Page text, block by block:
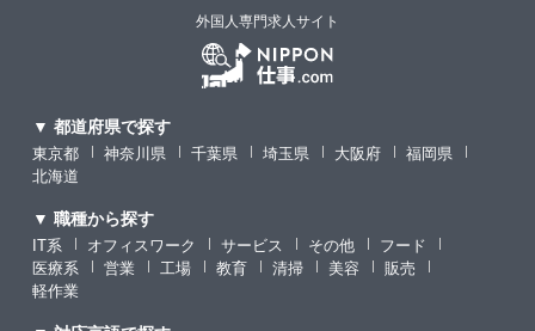
外国人専門求人サイト
▼ 都道府県で探す
東京都 神奈川県 千葉県 埼玉県 大阪府
福岡県
北海道
▼ 職種から探す
IT系 オフィスワーク サービス その他
フード
医療系
営業 工場 教育 清掃 美容
販売
軽作業